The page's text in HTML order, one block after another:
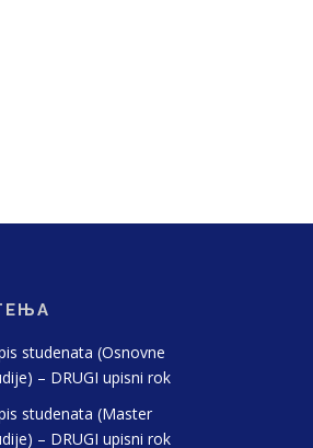
studenata (Osnovne
– DRUGI upisni rok
studenata (Master
– DRUGI upisni rok